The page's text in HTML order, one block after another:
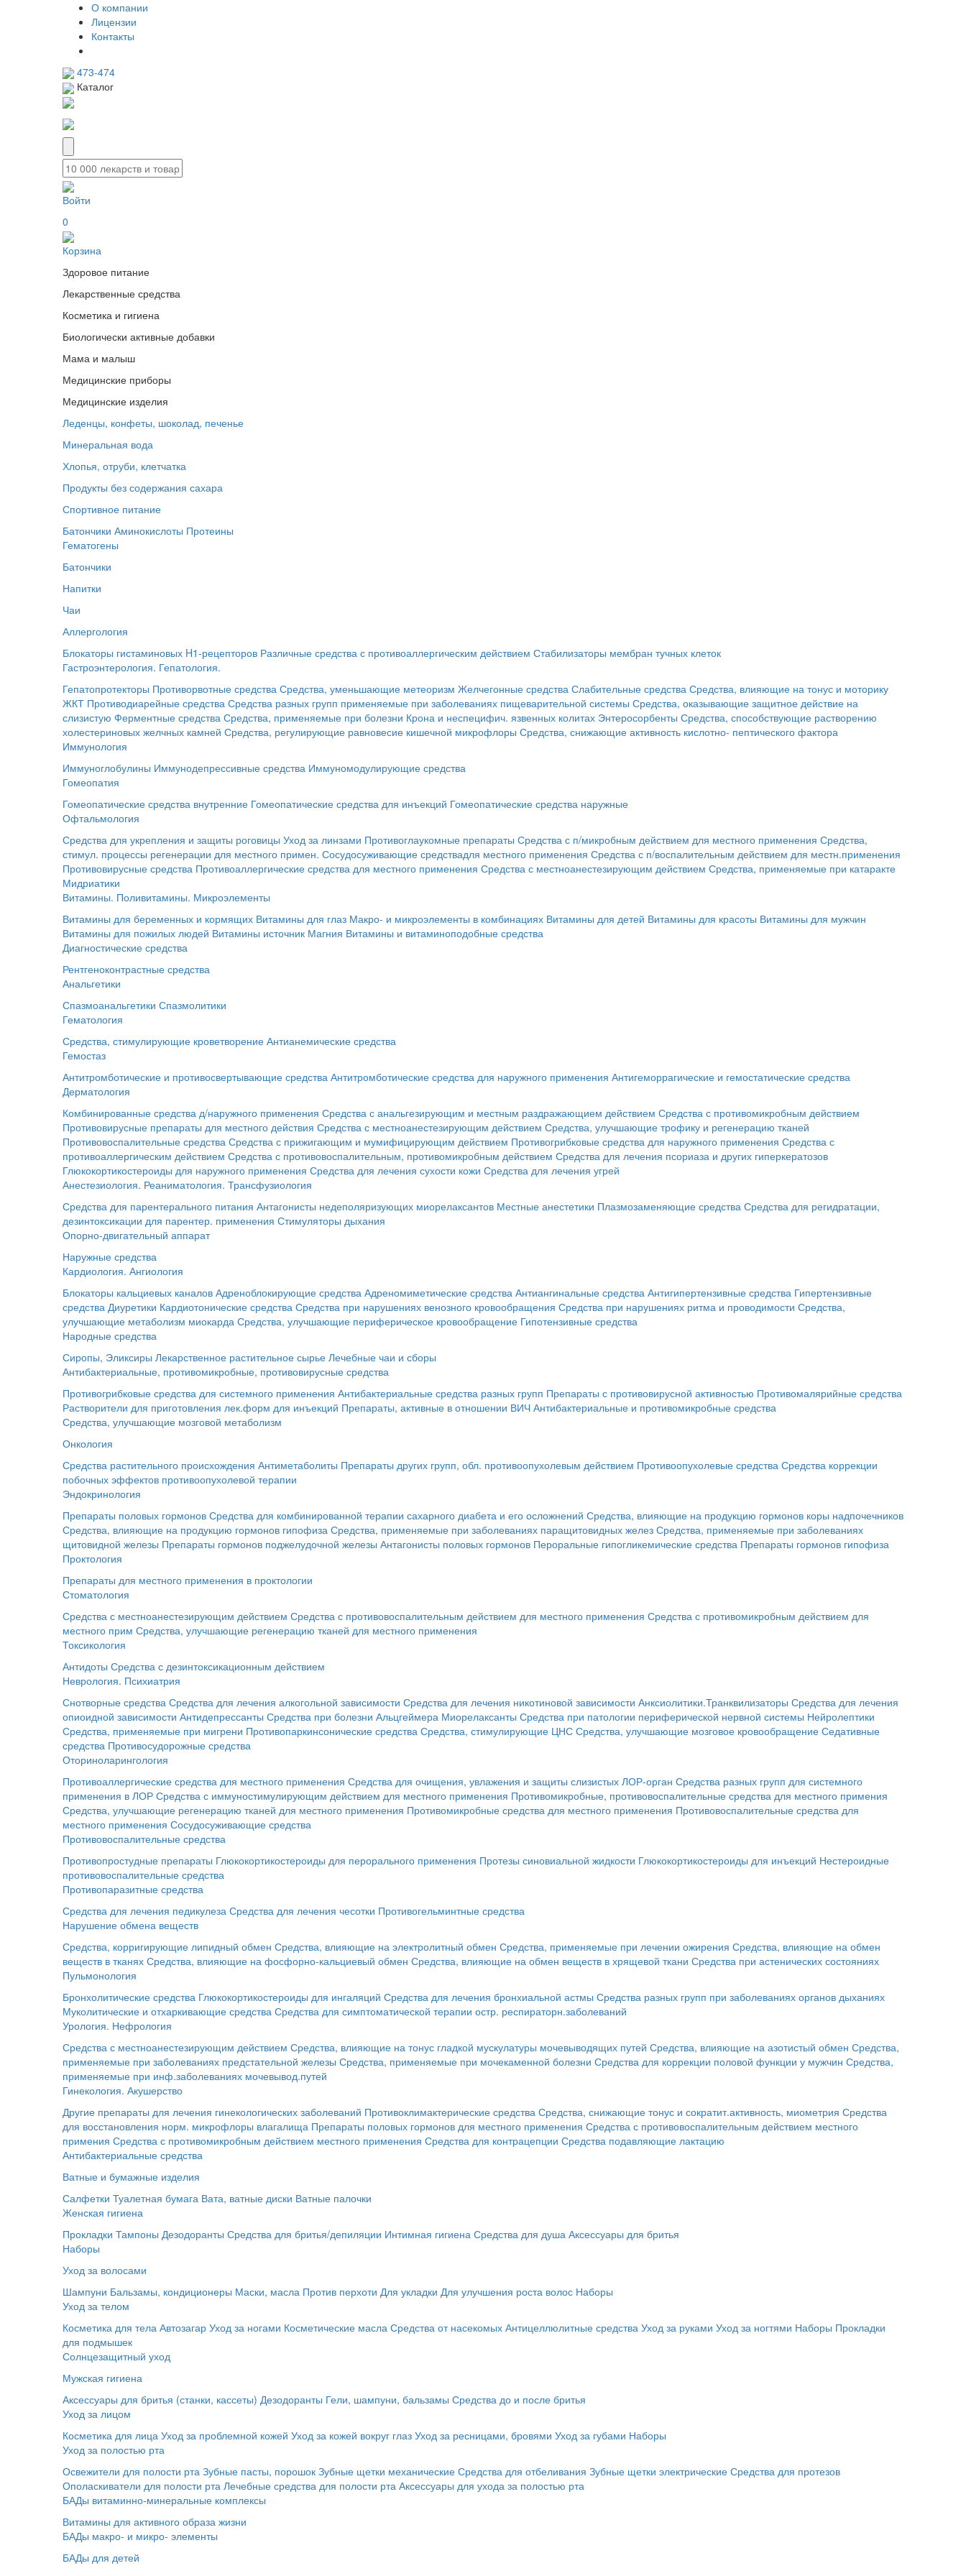
О компании
Лицензии
Контакты
473-474
Каталог
Войти
0
Корзина
Здоровое питание
Лекарственные средства
Косметика и гигиена
Биологически активные добавки
Мама и малыш
Медицинские приборы
Медицинские изделия
Леденцы, конфеты, шоколад, печенье
Минеральная вода
Хлопья, отруби, клетчатка
Продукты без содержания сахара
Спортивное питание
Батончики Аминокислоты Протеины
Гематогены
Батончики
Напитки
Чаи
Аллергология
Блокаторы гистаминовых H1-рецепторов Различные средства с противоаллергическим действием Стабилизаторы мембран тучных клеток
Гастроэнтерология. Гепатология.
Гепатопротекторы Противорвотные средства Средства, уменьшающие метеоризм Желчегонные средства Слабительные средства Средства, влияющие на тонус и моторику
ЖКТ Противодиарейные средства Средства разных групп применяемые при заболеваниях пищеварительной системы Средства, оказывающие защитное действие на
слизистую Ферментные средства Средства, применяемые при болезни Крона и неспецифич. язвенных колитах Энтеросорбенты Средства, способствующие растворению
холестериновых желчных камней Средства, регулирующие равновесие кишечной микрофлоры Средства, снижающие активность кислотно- пептического фактора
Иммунология
Иммуноглобулины Иммунодепрессивные средства Иммуномодулирующие средства
Гомеопатия
Гомеопатические средства внутренние Гомеопатические средства для инъекций Гомеопатические средства наружные
Офтальмология
Средства для укрепления и защиты роговицы Уход за линзами Противоглаукомные препараты Средства с п/микробным действием для местного применения Средства,
стимул. процессы регенерации для местного примен. Сосудосуживающие средствадля местного применения Средства с п/воспалительным действием для местн.применения
Противовирусные средства Противоаллергические средства для местного применения Средства с местноанестезирующим действием Средства, применяемые при катаракте
Мидриатики
Витамины. Поливитамины. Микроэлементы
Витамины для беременных и кормящих Витамины для глаз Макро- и микроэлементы в комбинациях Витамины для детей Витамины для красоты Витамины для мужчин
Витамины для пожилых людей Витамины источник Магния Витамины и витаминоподобные средства
Диагностические средства
Рентгеноконтрастные средства
Анальгетики
Спазмоанальгетики Спазмолитики
Гематология
Средства, стимулирующие кроветворение Антианемические средства
Гемостаз
Антитромботические и противосвертывающие средства Антитромботические средства для наружного применения Антигеморрагические и гемостатические средства
Дерматология
Комбинированные средства д/наружного применения Средства с анальгезирующим и местным раздражающием действием Средства с противомикробным действием
Противовирусные препараты для местного действия Средства с местноанестезирующим действием Средства, улучшающие трофику и регенерацию тканей
Противовоспалительные средства Средства с прижигающим и мумифицирующим действием Противогрибковые средства для наружного применения Средства с
противоаллергическим действием Средства с противовоспалительным, противомикробным действием Средства для лечения псориаза и других гиперкератозов
Глюкокортикостероиды для наружного применения Средства для лечения сухости кожи Средства для лечения угрей
Анестезиология. Реаниматология. Трансфузиология
Средства для парентерального питания Антагонисты недеполяризующих миорелаксантов Местные анестетики Плазмозаменяющие средства Средства для регидратации,
дезинтоксикации для парентер. применения Стимуляторы дыхания
Опорно-двигательный аппарат
Наружные средства
Кардиология. Ангиология
Блокаторы кальциевых каналов Адреноблокирующие средства Адреномиметические средства Антиангинальные средства Антигипертензивные средства Гипертензивные
средства Диуретики Кардиотонические средства Средства при нарушениях венозного кровообращения Средства при нарушениях ритма и проводимости Средства,
улучшающие метаболизм миокарда Средства, улучшающие периферическое кровообращение Гипотензивные средства
Народные средства
Сиропы, Эликсиры Лекарственное растительное сырье Лечебные чаи и сборы
Антибактериальные, противомикробные, противовирусные средства
Противогрибковые средства для системного применения Антибактериальные средства разных групп Препараты с противовирусной активностью Противомалярийные средства
Растворители для приготовления лек.форм для инъекций Препараты, активные в отношении ВИЧ Антибактериальные и противомикробные средства
Средства, улучшающие мозговой метаболизм
Онкология
Средства растительного происхождения Антиметаболиты Препараты других групп, обл. противоопухолевым действием Противоопухолевые средства Средства коррекции
побочных эффектов противоопухолевой терапии
Эндокринология
Препараты половых гормонов Средства для комбинированной терапии сахарного диабета и его осложнений Средства, влияющие на продукцию гормонов коры надпочечников
Средства, влияющие на продукцию гормонов гипофиза Средства, применяемые при заболеваниях паращитовидных желез Средства, применяемые при заболеваниях
щитовидной железы Препараты гормонов поджелудочной железы Антагонисты половых гормонов Пероральные гипогликемические средства Препараты гормонов гипофиза
Проктология
Препараты для местного применения в проктологии
Стоматология
Средства с местноанестезирующим действием Средства с противовоспалительным действием для местного применения Средства с противомикробным действием для
местного прим Средства, улучшающие регенерацию тканей для местного применения
Токсикология
Антидоты Средства с дезинтоксикационным действием
Неврология. Психиатрия
Снотворные средства Средства для лечения алкогольной зависимости Средства для лечения никотиновой зависимости Анксиолитики.Транквилизаторы Средства для лечения
опиоидной зависимости Антидепрессанты Средства при болезни Альцгеймера Миорелаксанты Средства при патологии периферической нервной системы Нейролептики
Средства, применяемые при мигрени Противопаркинсонические средства Средства, стимулирующие ЦНС Средства, улучшающие мозговое кровообращение Седативные
средства Противосудорожные средства
Оториноларингология
Противоаллергические средства для местного применения Средства для очищения, увлажения и защиты слизистых ЛОР-орган Средства разных групп для системного
применения в ЛОР Средства с иммуностимулирующим действием для местного применения Противомикробные, противовоспалительные средства для местного примения
Средства, улучшающие регенерацию тканей для местного применения Противомикробные средства для местного применения Противовоспалительные средства для
местного применения Сосудосуживающие средства
Противовоспалительные средства
Противопростудные препараты Глюкокортикостероиды для перорального применения Протезы синовиальной жидкости Глюкокортикостероиды для инъекций Нестероидные
противовоспалительные средства
Противопаразитные средства
Средства для лечения педикулеза Средства для лечения чесотки Противогельминтные средства
Нарушение обмена веществ
Средства, корригирующие липидный обмен Средства, влияющие на электролитный обмен Средства, применяемые при лечении ожирения Средства, влияющие на обмен
веществ в тканях Средства, влияющие на фосфорно-кальциевый обмен Средства, влияющие на обмен веществ в хрящевой ткани Средства при астенических состояниях
Пульмонология
Бронхолитические средства Глюкокортикостероиды для ингаляций Средства для лечения бронхиальной астмы Средства разных групп при заболеваниях органов дыханиях
Муколитические и отхаркивающие средства Средства для симптоматической терапии остр. респираторн.заболеваний
Урология. Нефрология
Средства с местноанестезирующим действием Средства, влияющие на тонус гладкой мускулатуры мочевыводящих путей Средства, влияющие на азотистый обмен Средства,
применяемые при заболеваниях предстательной железы Средства, применяемые при мочекаменной болезни Средства для коррекции половой функции у мужчин Средства,
применяемые при инф.заболеваниях мочевывод.путей
Гинекология. Акушерство
Другие препараты для лечения гинекологических заболеваний Противоклимактерические средства Средства, снижающие тонус и сократит.активность, миометрия Средства
для восстановления норм. микрофлоры влагалища Препараты половых гормонов для местного применения Средства с противовоспалительным действием местного
примения Средства с противомикробным действием местного применения Средства для контрацепции Средства подавляющие лактацию
Антибактериальные средства
Ватные и бумажные изделия
Салфетки Туалетная бумага Вата, ватные диски Ватные палочки
Женская гигиена
Прокладки Тампоны Дезодоранты Средства для бритья/депиляции Интимная гигиена Средства для душа Аксессуары для бритья
Наборы
Уход за волосами
Шампуни Бальзамы, кондиционеры Маски, масла Против перхоти Для укладки Для улучшения роста волос Наборы
Уход за телом
Косметика для тела Автозагар Уход за ногами Косметические масла Средства от насекомых Антицеллюлитные средства Уход за руками Уход за ногтями Наборы Прокладки
для подмышек
Солнцезащитный уход
Мужская гигиена
Аксессуары для бритья (станки, кассеты) Дезодоранты Гели, шампуни, бальзамы Средства до и после бритья
Уход за лицом
Косметика для лица Уход за проблемной кожей Уход за кожей вокруг глаз Уход за ресницами, бровями Уход за губами Наборы
Уход за полостью рта
Освежители для полости рта Зубные пасты, порошок Зубные щетки механические Средства для отбеливания Зубные щетки электрические Средства для протезов
Ополаскиватели для полости рта Лечебные средства для полости рта Аксессуары для ухода за полостью рта
БАДы витаминно-минеральные комплексы
Витамины для активного образа жизни
БАДы макро- и микро- элементы
БАДы для детей